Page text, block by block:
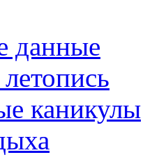
данные
каникулы